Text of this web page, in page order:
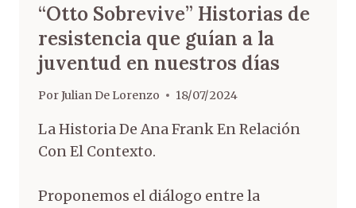
“Otto Sobrevive” Historias de
resistencia que guían a la
juventud en nuestros días
PorJulian De Lorenzo 18/07/2024
La Historia De Ana Frank En Relación
Con El Contexto.
Proponemos el diálogo entre la